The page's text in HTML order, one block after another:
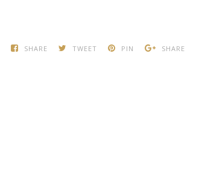
SHARE TWEET PIN SHARE